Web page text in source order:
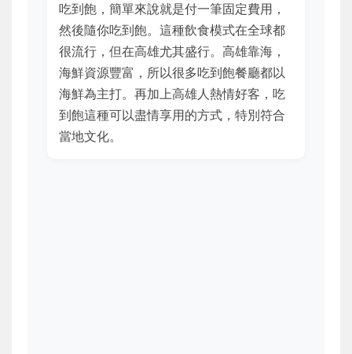
吃到飽，簡單來說就是付一筆固定費用，
然後隨你吃到飽。這種飲食模式在全球都
很流行，但在高雄尤其盛行。高雄靠海，
海鮮資源豐富，所以很多吃到飽餐廳都以
海鮮為主打。再加上高雄人熱情好客，吃
到飽這種可以盡情享用的方式，特別符合
當地文化。